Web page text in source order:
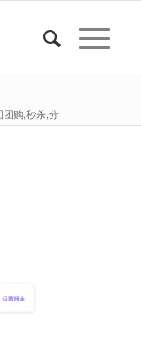
团购,秒杀,分